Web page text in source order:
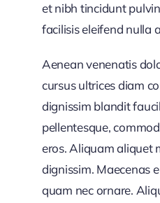
et nibh tincidunt
facilisis eleifend nulla
Aenean venenatis
cursus ultrices diam
dignissim blandit
pellentesque,
eros. Aliquam aliquet
dignissim. Maecenas
quam nec ornare.